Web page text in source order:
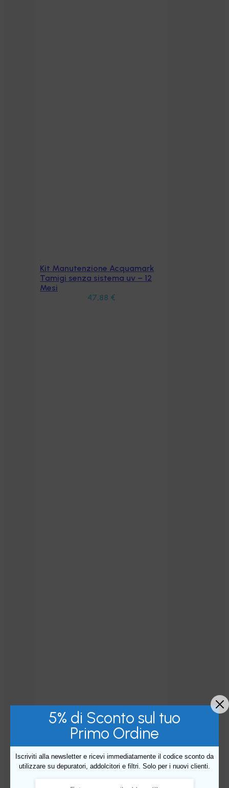
Aggiungi al carrello
Kit Manutenzione Acquamark
Tamigi senza sistema uv – 12
Mesi
47,88 €
5% di Sconto sul tuo
Primo Ordine
Iscriviti alla newsletter e ricevi immediatamente il codice sconto da
utilizzare su depuratori, addolcitori e filtri. Solo per i nuovi clienti.